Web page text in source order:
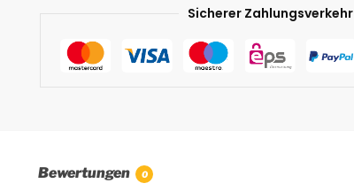
Sicherer Zahlungsverkehr
Bewertungen 0